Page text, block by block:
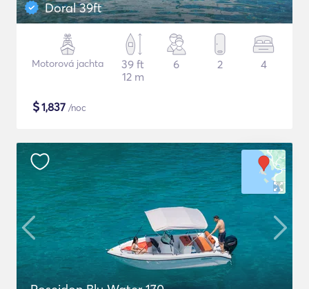
Doral 39ft
Motorová jachta
39 ft
12 m
6 2 4
$1,837 /noc